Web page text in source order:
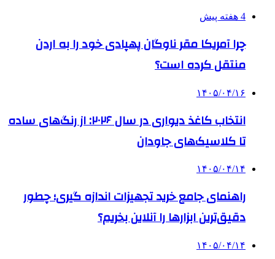
4 هفته پیش
چرا آمریکا مقر ناوگان پهپادی خود را به اردن
منتقل کرده است؟
۱۴۰۵/۰۴/۱۶
انتخاب کاغذ دیواری در سال ۲۰۲۶: از رنگ‌های ساده
تا کلاسیک‌های جاودان
۱۴۰۵/۰۴/۱۴
راهنمای جامع خرید تجهیزات اندازه گیری؛ چطور
دقیق‌ترین ابزارها را آنلاین بخریم؟
۱۴۰۵/۰۴/۱۴